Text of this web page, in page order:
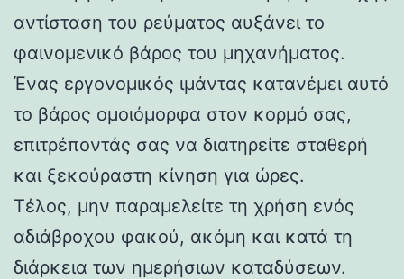
αντίσταση του ρεύματος αυξάνει το
φαινομενικό βάρος του μηχανήματος.
Ένας εργονομικός ιμάντας κατανέμει αυτό
το βάρος ομοιόμορφα στον κορμό σας,
επιτρέποντάς σας να διατηρείτε σταθερή
και ξεκούραστη κίνηση για ώρες.
Τέλος, μην παραμελείτε τη χρήση ενός
αδιάβροχου φακού, ακόμη και κατά τη
διάρκεια των ημερήσιων καταδύσεων.